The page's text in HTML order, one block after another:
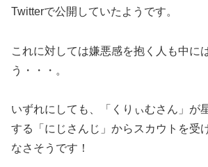
Twitterで公開していたようです。
これに対しては嫌悪感を抱く人も中に
う・・・。
いずれにしても、「くりぃむさん」が
する「にじさんじ」からスカウトを受
なさそうです！